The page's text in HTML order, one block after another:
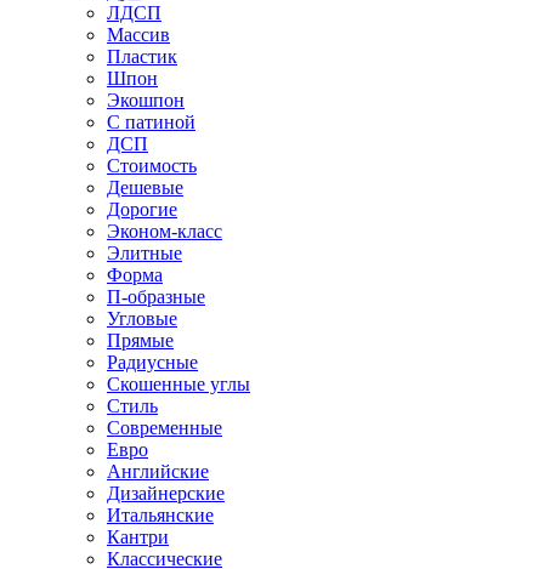
ЛДСП
Массив
Пластик
Шпон
Экошпон
С патиной
ДСП
Стоимость
Дешевые
Дорогие
Эконом-класс
Элитные
Форма
П-образные
Угловые
Прямые
Радиусные
Скошенные углы
Стиль
Современные
Евро
Английские
Дизайнерские
Итальянские
Кантри
Классические